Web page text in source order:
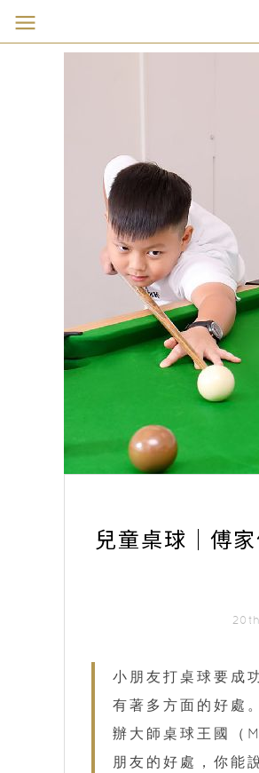
兒童桌球｜傅
小朋友打桌球要成
有著多方面的好處
辦大師桌球王國
朋友的好處，你能